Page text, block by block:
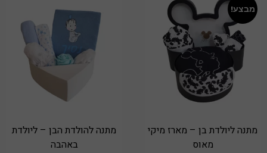
מבצע!
מתנה ליולדת בן – מארז מיקי
מאוס
מתנה להולדת הבן – ליולדת
באהבה